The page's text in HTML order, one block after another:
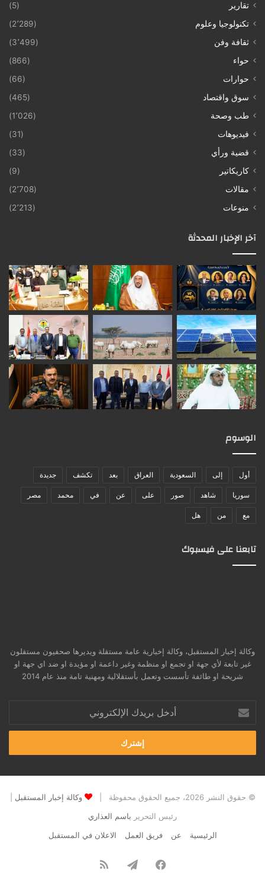
تقارير
(5)
تكنولوجيا وعلوم
(2٬289)
ثقافة وفن
(3٬499)
حواء
(866)
حوارات
(66)
سوق واقتصاد
(465)
طب وصحة
(1٬026)
فيديوهات
(31)
قضية ورأي
(33)
كاريكاتير
(9)
مقالات
(2٬708)
منوعات
(2٬213)
آخر الإخبار المحدثة
الوسوم
أول إلى السعودية العراق بعد تكشف جديدة
سوريا شاهد صور على عن في محمد مصر
مع من هل
تابعنا على فيسبوك
وكالة إخبار المستقبل، وكالة إخبارية عامة مستقلة ويديرها صحفيون مستقلون
غير تابعة لأي جهة او تجمع او منظمة وغير داعمة او مؤيدة او ضد اي جهة او
شريحة او طائفة تأسست وتعمل بأستقلالية ومهنية تامة منذ عام 2014
بريدك
الإلكتروني
© حقوق النشر 2026، جميع الحقوق محفوظة | وكالة إخبار المستقبل
رئيس التحرير باسم العذاري
الرئيسية
عن فريق العمل الاعلان في المستقبل
فيسبوكتيلقرامملخص